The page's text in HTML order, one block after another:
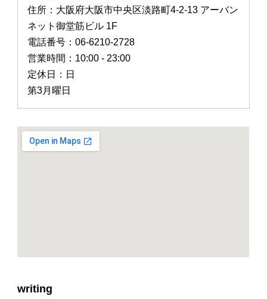
住所：大阪府大阪市中央区淡路町4-2-13 アーバン
ネット御堂筋ビル 1F
電話番号：06-6210-2728
営業時間：10:00 - 23:00
定休日：日
第3月曜日
writing